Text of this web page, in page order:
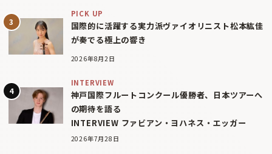
PICK UP
国際的に活躍する実力派ヴァイオリニスト松本紘佳
が奏でる極上の響き
2026年8月2日
INTERVIEW
神戸国際フルートコンクール優勝者、日本ツアーへ
の期待を語る
INTERVIEW ファビアン・ヨハネス・エッガー
2026年7月28日